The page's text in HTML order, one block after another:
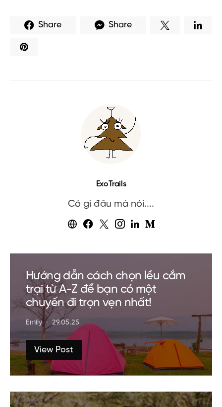
Share Share
ExoTrails
Có gì đâu mà nói....
Hướng dẫn cách chọn lều cắm
trại từ A-Z để bạn có một
chuyến đi trọn vẹn nhất!
Emily 29.05.25
View Post